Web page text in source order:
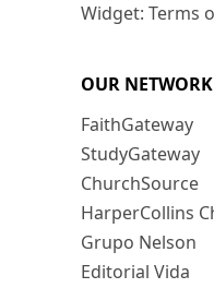
Widget: Terms
OUR NETWORK
FaithGateway
StudyGateway
ChurchSource
HarperCollins
Grupo Nelson
Editorial Vida